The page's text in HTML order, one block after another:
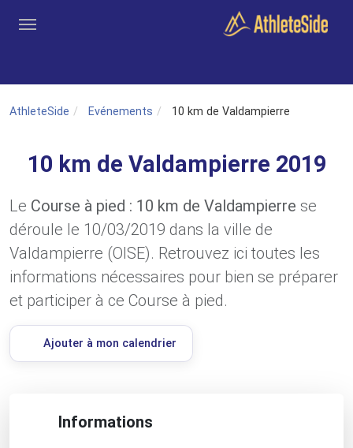
AthleteSide Evénements 10 km de Valdampierre
10 km de Valdampierre 2019
Le Course à pied : 10 km de Valdampierre se
déroule le 10/03/2019 dans la ville de
Valdampierre (OISE). Retrouvez ici toutes les
informations nécessaires pour bien se préparer
et participer à ce Course à pied.
Ajouter à mon calendrier
Informations